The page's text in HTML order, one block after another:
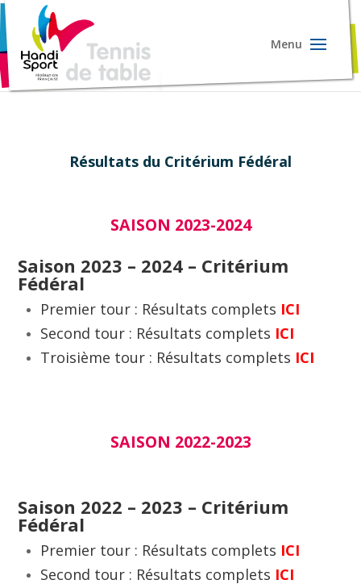
Résultats du Critérium Fédéral
SAISON 2023-2024
Saison 2023 – 2024 – Critérium
Fédéral
Premier tour : Résultats complets ICI
Second tour : Résultats complets ICI
Troisième tour : Résultats complets ICI
SAISON 2022-2023
Saison 2022 – 2023 – Critérium
Fédéral
Premier tour : Résultats complets ICI
Second tour : Résultats complets ICI